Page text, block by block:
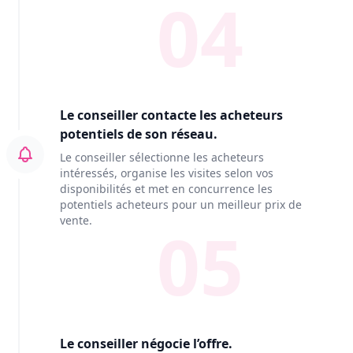
Le conseiller contacte les acheteurs
potentiels de son réseau.
Le conseiller sélectionne les acheteurs
intéressés, organise les visites selon vos
disponibilités et met en concurrence les
potentiels acheteurs pour un meilleur prix de
vente.
Le conseiller négocie l’offre.